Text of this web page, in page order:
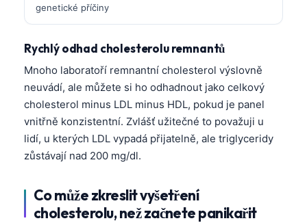
genetické příčiny
Rychlý odhad cholesterolu remnantů
Mnoho laboratoří remnantní cholesterol výslovně
neuvádí, ale můžete si ho odhadnout jako celkový
cholesterol minus LDL minus HDL, pokud je panel
vnitřně konzistentní. Zvlášť užitečné to považuji u
lidí, u kterých LDL vypadá přijatelně, ale triglyceridy
zůstávají nad 200 mg/dl.
Co může zkreslit vyšetření
cholesterolu, než začnete panikařit
Bahasa Melayu
Tiếng Việt
ไทย
ဗမာစာ
ភាសាខ្មែរ
Kiswahili
አማርኛ
O‘zbekcha